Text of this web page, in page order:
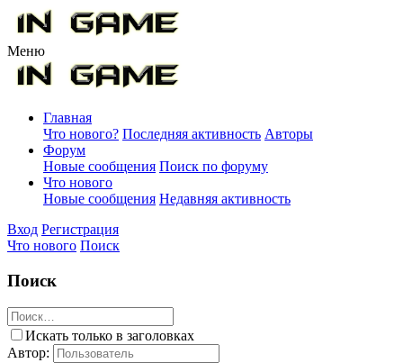
Меню
Главная
Что нового? Последняя активность Авторы
Форум
Новые сообщения Поиск по форуму
Что нового
Новые сообщения Недавняя активность
Вход Регистрация
Что нового Поиск
Поиск
Искать только в заголовках
Автор: